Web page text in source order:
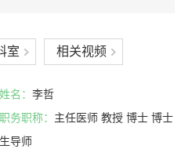
室 相关视频
姓名：李哲
职务职称： 主任医师 教授 博士 博士
生导师